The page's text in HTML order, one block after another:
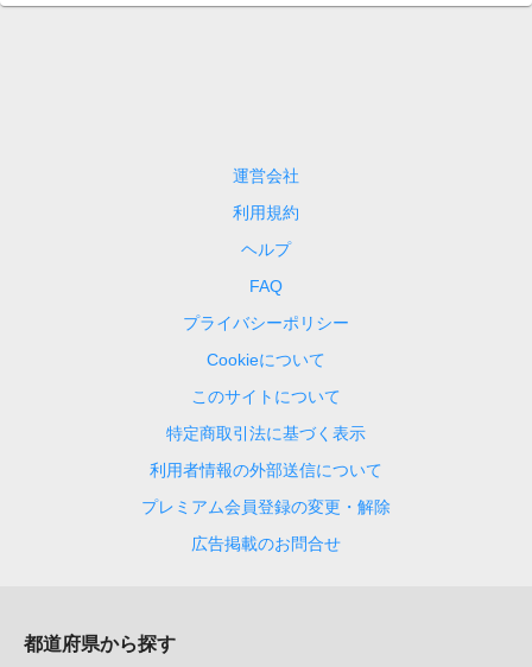
運営会社
利用規約
ヘルプ
FAQ
プライバシーポリシー
Cookieについて
このサイトについて
特定商取引法に基づく表示
利用者情報の外部送信について
プレミアム会員登録の変更・解除
広告掲載のお問合せ
都道府県から探す